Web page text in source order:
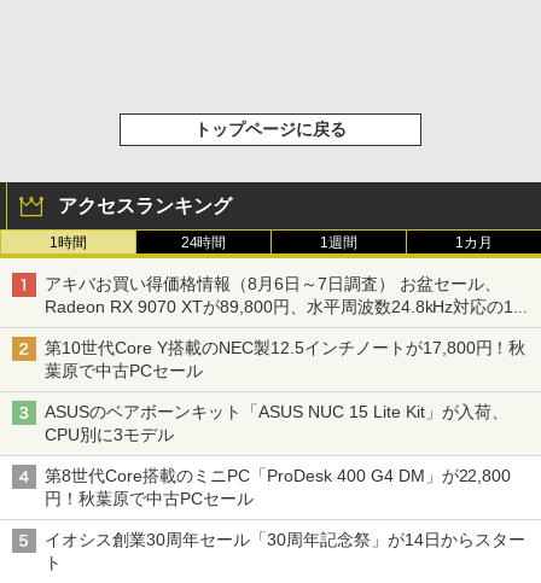
トップページに戻る
アクセスランキング
1時間 24時間 1週間 1カ月
アキバお買い得価格情報（8月6日～7日調査） お盆セール、
Radeon RX 9070 XTが89,800円、水平周波数24.8kHz対応の17
型モニターが9,801円、暑さ指数連動セール ほか
第10世代Core Y搭載のNEC製12.5インチノートが17,800円！秋
葉原で中古PCセール
ASUSのベアボーンキット「ASUS NUC 15 Lite Kit」が入荷、
CPU別に3モデル
第8世代Core搭載のミニPC「ProDesk 400 G4 DM」が22,800
円！秋葉原で中古PCセール
イオシス創業30周年セール「30周年記念祭」が14日からスター
ト